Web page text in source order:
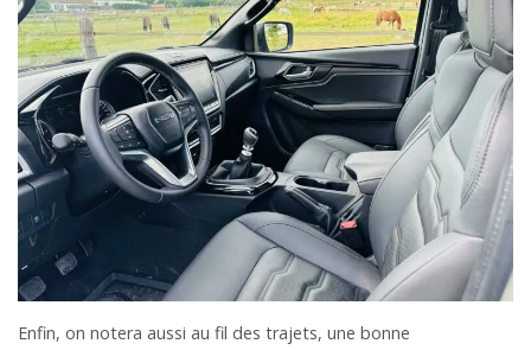
Enfin, on notera aussi au fil des trajets, une bonne